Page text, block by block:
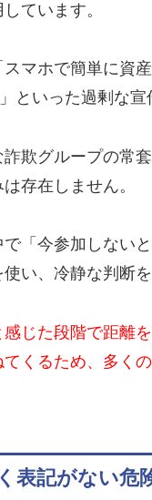
ています。
マホで簡単に資
といった過剰な宣
欺グループの常
存在しません。
「今参加しない
い、冷静な判断
じた段階で距離
くるため、多く
表記がない危